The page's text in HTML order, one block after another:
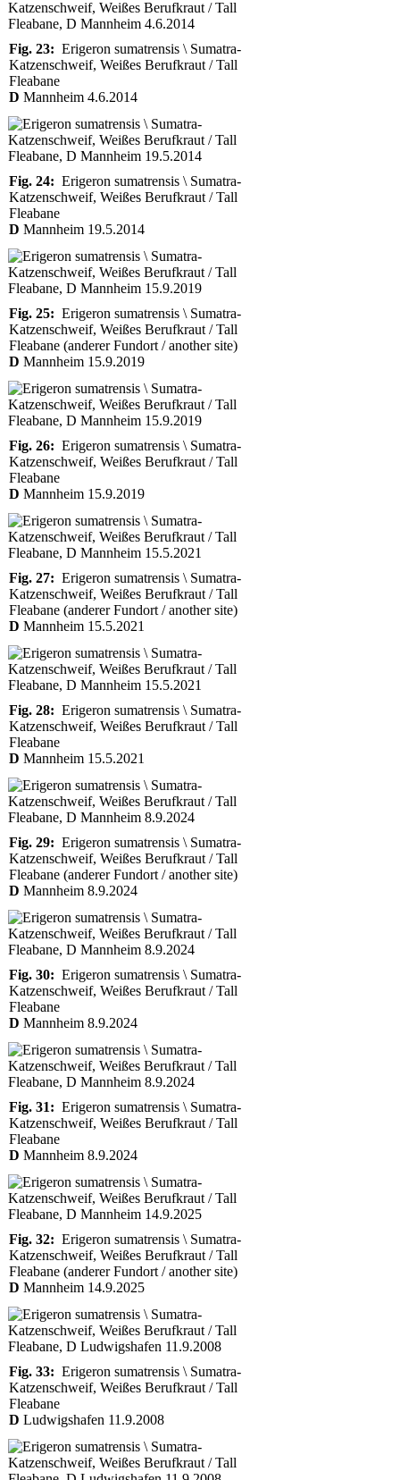
Fig. 23: Erigeron sumatrensis \ Sumatra-
Katzenschweif, Weißes Berufkraut / Tall
Fleabane
D Mannheim 4.6.2014
Fig. 24: Erigeron sumatrensis \ Sumatra-
Katzenschweif, Weißes Berufkraut / Tall
Fleabane
D Mannheim 19.5.2014
Fig. 25: Erigeron sumatrensis \ Sumatra-
Katzenschweif, Weißes Berufkraut / Tall
Fleabane (anderer Fundort / another site)
D Mannheim 15.9.2019
Fig. 26: Erigeron sumatrensis \ Sumatra-
Katzenschweif, Weißes Berufkraut / Tall
Fleabane
D Mannheim 15.9.2019
Fig. 27: Erigeron sumatrensis \ Sumatra-
Katzenschweif, Weißes Berufkraut / Tall
Fleabane (anderer Fundort / another site)
D Mannheim 15.5.2021
Fig. 28: Erigeron sumatrensis \ Sumatra-
Katzenschweif, Weißes Berufkraut / Tall
Fleabane
D Mannheim 15.5.2021
Fig. 29: Erigeron sumatrensis \ Sumatra-
Katzenschweif, Weißes Berufkraut / Tall
Fleabane (anderer Fundort / another site)
D Mannheim 8.9.2024
Fig. 30: Erigeron sumatrensis \ Sumatra-
Katzenschweif, Weißes Berufkraut / Tall
Fleabane
D Mannheim 8.9.2024
Fig. 31: Erigeron sumatrensis \ Sumatra-
Katzenschweif, Weißes Berufkraut / Tall
Fleabane
D Mannheim 8.9.2024
Fig. 32: Erigeron sumatrensis \ Sumatra-
Katzenschweif, Weißes Berufkraut / Tall
Fleabane (anderer Fundort / another site)
D Mannheim 14.9.2025
Fig. 33: Erigeron sumatrensis \ Sumatra-
Katzenschweif, Weißes Berufkraut / Tall
Fleabane
D Ludwigshafen 11.9.2008